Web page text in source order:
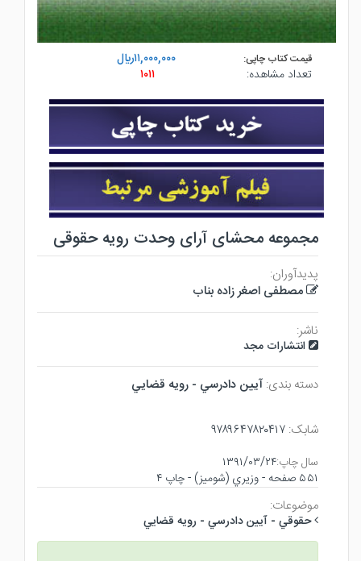
قیمت کتاب چاپی:
۱۱,۰۰۰,۰۰۰ريال
تعداد مشاهده:
۱۰۱۱
مجموعه محشای آرای وحدت رویه حقوقی
پدیدآوران:
مصطفی اصغر زاده بناب
ناشر:
انتشارات مجد
دسته بندی: آيين دادرسي - رويه قضايي
شابک: ۹۷۸۹۶۴۷۸۲۰۴۱۷
سال چاپ:۱۳۹۱/۰۳/۲۴
۵۵۱ صفحه - وزيري (شوميز) - چاپ ۴
موضوعات:
حقوقي - آيين دادرسي - رويه قضايي